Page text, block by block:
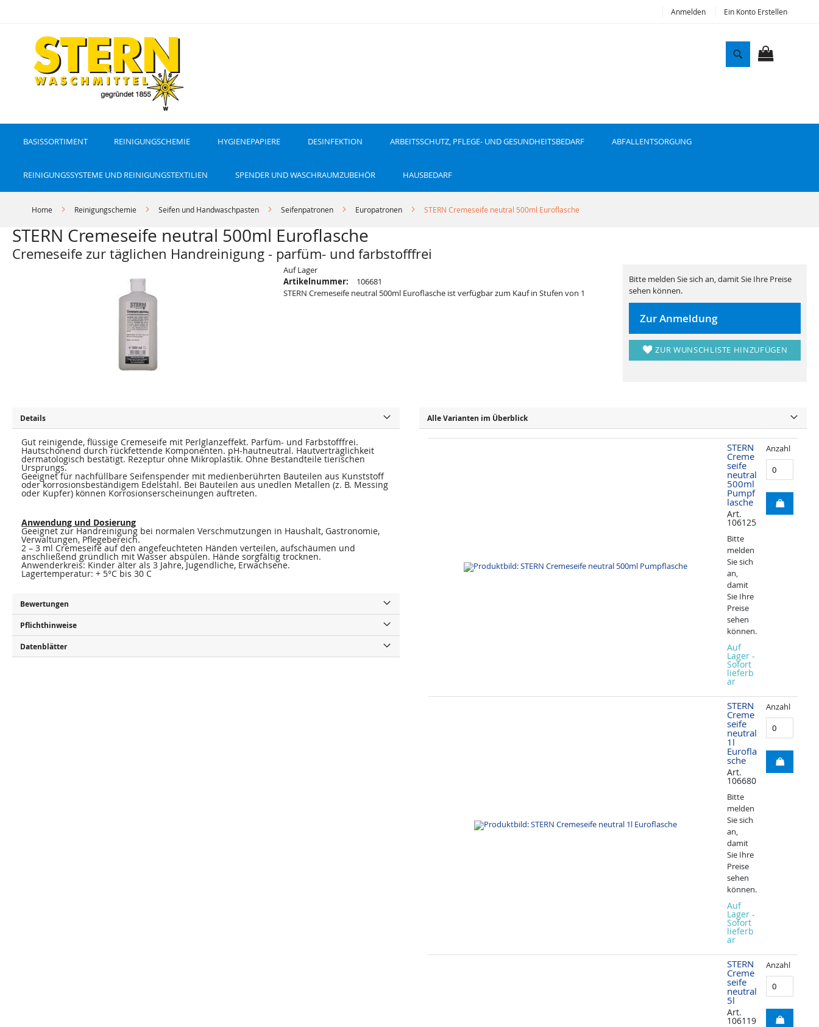
u
m
Anmelden Ein Konto Erstellen
S
h
BASISSORTIMENT REINIGUNGSCHEMIE HYGIENEPAPIERE DESINFEKTION ARBEITSSCHUTZ, PFLEGE- UND GESUNDHEITSBEDARF ABFALLENTSORGUNG
REINIGUNGSSYSTEME UND REINIGUNGSTEXTILIEN SPENDER UND WASCHRAUMZUBEHÖR HAUSBEDARF
Home Reinigungschemie Seifen und Handwaschpasten Seifenpatronen Europatronen STERN Cremeseife neutral 500ml Euroflasche
STERN Cremeseife neutral 500ml Euroflasche
Cremeseife zur täglichen Handreinigung - parfüm- und farbstofffrei
r l
r
i
e
s
p
r
i
Auf Lager
Artikelnummer:
106681
STERN Cremeseife neutral 500ml Euroflasche ist verfügbar zum Kauf in Stufen von 1
Bitte melden Sie sich an, damit Sie Ihre Preise
sehen können.
Zur Anmeldung
ZUR WUNSCHLISTE HINZUFÜGEN
Details
Gut reinigende, flüssige Cremeseife mit Perlglanzeffekt. Parfüm- und Farbstofffrei.
Hautschonend durch rückfettende Komponenten. pH-hautneutral. Hautverträglichkeit
dermatologisch bestätigt. Rezeptur ohne Mikroplastik. Ohne Bestandteile tierischen
Ursprungs.
Geeignet für nachfüllbare Seifenspender mit medienberührten Bauteilen aus Kunststoff
oder korrosionsbeständigem Edelstahl. Bei Bauteilen aus unedlen Metallen (z. B. Messing
oder Kupfer) können Korrosionserscheinungen auftreten.
Anwendung und Dosierung
Geeignet zur Handreinigung bei normalen Verschmutzungen in Haushalt, Gastronomie,
Verwaltungen, Pflegebereich.
2 – 3 ml Cremeseife auf den angefeuchteten Händen verteilen, aufschäumen und
anschließend gründlich mit Wasser abspülen. Hände sorgfältig trocknen.
Anwenderkreis: Kinder älter als 3 Jahre, Jugendliche, Erwachsene.
Lagertemperatur: + 5°C bis 30 C
Bewertungen
Pflichthinweise
Datenblätter
Alle Varianten im Überblick
STERN
Creme
seife
neutral
500ml
Pumpf
lasche
Art.
106125
Bitte
melden
Sie sich
an,
damit
Sie Ihre
Preise
sehen
können.
Auf
Lager -
Sofort
lieferb
ar
Anzahl
STERN
Creme
seife
neutral
1l
Eurofla
sche
Art.
106680
Bitte
melden
Sie sich
an,
damit
Sie Ihre
Preise
sehen
können.
Auf
Lager -
Sofort
lieferb
ar
Anzahl
STERN
Creme
seife
neutral
5l
Art.
106119
Anzahl